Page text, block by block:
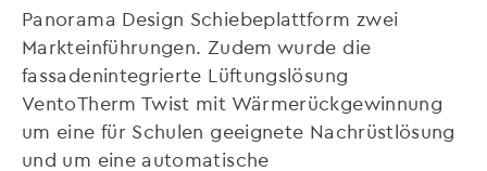
Panorama Design Schiebeplattform zwei
Markteinführungen. Zudem wurde die
fassadenintegrierte Lüftungslösung
VentoTherm Twist mit Wärmerückgewinnung
um eine für Schulen geeignete Nachrüstlösung
und um eine automatische